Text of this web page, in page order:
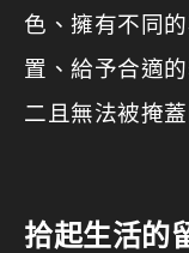
色、擁有不同
置、給予合適
二且無法被掩
拾起生活的